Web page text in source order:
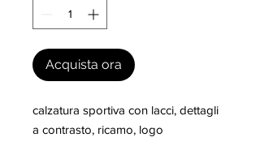
Acquista ora
calzatura sportiva con lacci, dettagli
a contrasto, ricamo, logo